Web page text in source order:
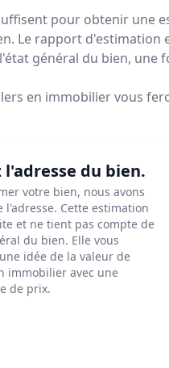
pour obtenir une
Le rapport d'estimation
général du bien, une
en immobilier vous
l'adresse du bien.
votre bien, nous avons
l'adresse. Cette estimation
et ne tient pas compte de
du bien. Elle vous
idée de la valeur de
immobilier avec une
de prix.